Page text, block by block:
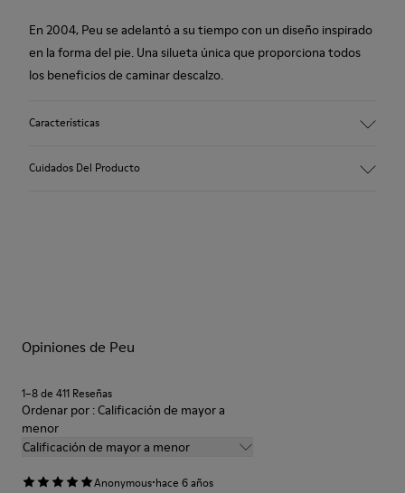
En 2004, Peu se adelantó a su tiempo con un diseño inspirado
en la forma del pie. Una silueta única que proporciona todos
los beneficios de caminar descalzo.
Características
Cuidados Del Producto
Si deseas obtener información detallada sobre cómo cuidar de
Opiniones de Peu
1–8 de 411 Reseñas
Ordenar por : Calificación de mayor a
menor
Calificación de mayor a menor
Anonymous·hace 6 años